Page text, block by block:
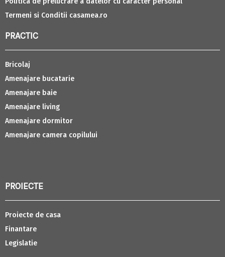
Termeni si Conditii casamea.ro
PRACTIC
Bricolaj
Amenajare bucatarie
Amenajare baie
Amenajare living
Amenajare dormitor
Amenajare camera copilului
PROIECTE
Proiecte de casa
Finantare
Legislatie